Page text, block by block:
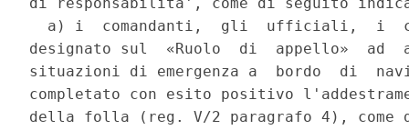
a) i  comandanti,  gli  ufficiali,  i
designato sul  «Ruolo  di  appello»  ad
situazioni di emergenza a  bordo  di
completato con esito positivo
della folla (reg. V/2 paragrafo 4), come